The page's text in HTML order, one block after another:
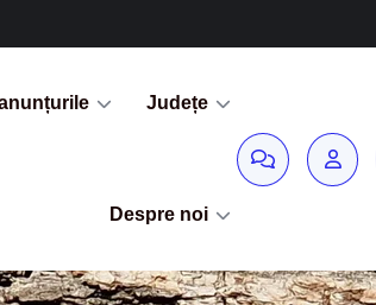
Județe
Despre noi